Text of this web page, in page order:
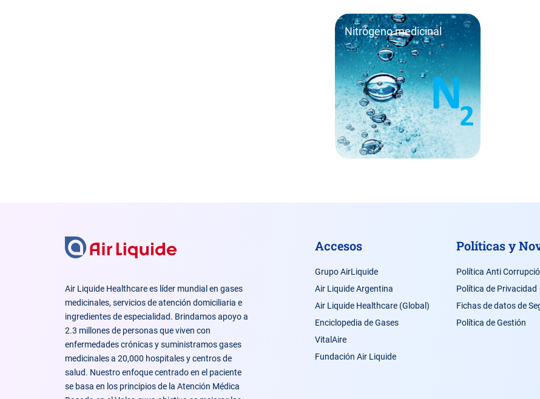
Nitrógeno medicinal
Air Liquide Healthcare es líder mundial en gases
medicinales, servicios de atención domiciliaria e
ingredientes de especialidad. Brindamos apoyo a
2.3 millones de personas que viven con
enfermedades crónicas y suministramos gases
medicinales a 20,000 hospitales y centros de
salud. Nuestro enfoque centrado en el paciente
se basa en los principios de la Atención Médica
Accesos
Grupo AirLiquide
Air Liquide Argentina
Air Liquide Healthcare (Global)
Enciclopedia de Gases
VitalAire
Fundación Air Liquide
Políticas y
Política Anti
Política de Privacidad
Fichas de datos de
Política de Gestión